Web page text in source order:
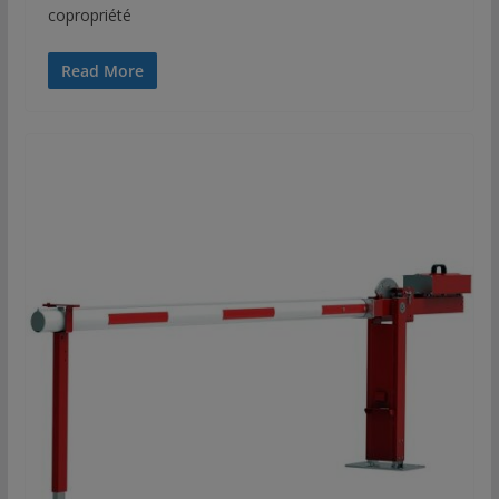
copropriété
Read More